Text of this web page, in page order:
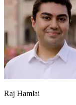
Raj Hamlai